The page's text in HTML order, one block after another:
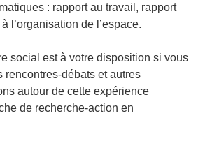
: rapport au travail, rapport
l’organisation de l’espace.
social est à votre disposition si vous
rencontres-débats et autres
autour de cette expérience
de recherche-action en